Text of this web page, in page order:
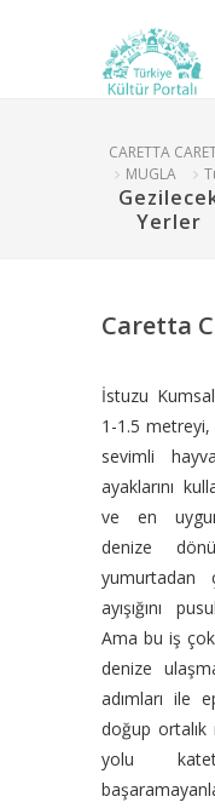
CARETTA
MUGLA
Yerler
Caretta
İstuzu
1-1.5 metreyi,
sevimli
ayaklarını
ve en
denize
yumurtadan
ayışığını
Ama bu iş
denize
adımları ile
doğup ortalık
yolu